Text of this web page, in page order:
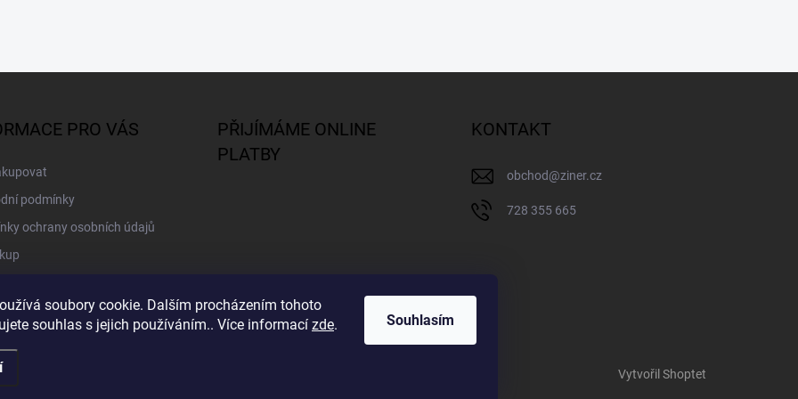
soubory cookie. Dalším procházením tohoto
souhlas s jejich používáním.. Více informací zde. Souhlasím
PRO VÁS
podmínky
ochrany osobních údajů
PŘIJÍMÁME ONLINE
PLATBY
KONTAKT
obchod@ziner.cz
728 355 665
Vytvořil Shoptet